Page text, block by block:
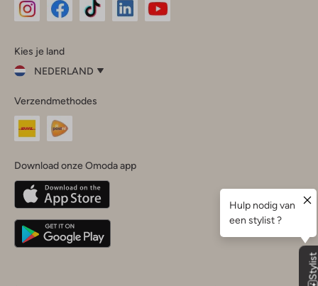
InstagramFacebook
Kies je land
NEDERLAND
je
land
Nederland
Belgique(Français)
Deutschland
Verzendmethodes
Download onze Omoda app